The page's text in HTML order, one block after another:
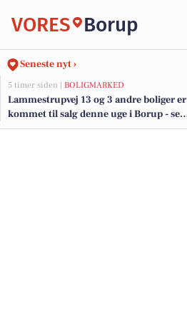
VORES Borup
Seneste nyt ›
5 timer siden | BOLIGMARKED
Lammestrupvej 13 og 3 andre boliger er
kommet til salg denne uge i Borup - se
boligerne her.